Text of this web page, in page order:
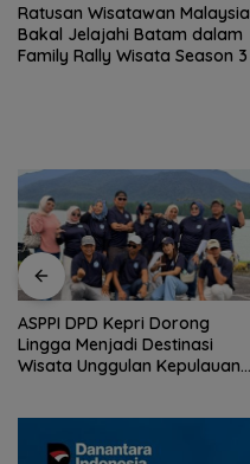
Ratusan Wisatawan Malaysia
Bakal Jelajahi Batam dalam
Family Rally Wisata Season 3
ASPPI DPD Kepri Dorong
Lingga Menjadi Destinasi
Wisata Unggulan Kepulauan